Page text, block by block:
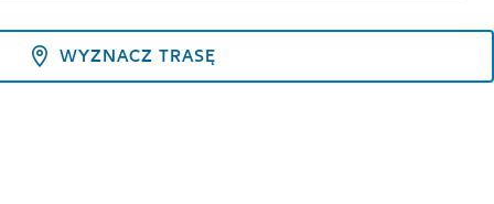
WYZNACZ TRASĘ